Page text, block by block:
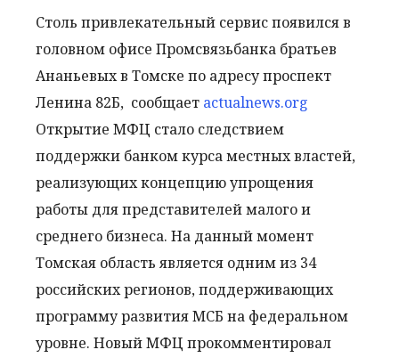
Столь привлекательный сервис появился в
головном офисе Промсвязьбанка братьев
Ананьевых в Томске по адресу проспект
Ленина 82Б, сообщает actualnews.org
Открытие МФЦ стало следствием
поддержки банком курса местных властей,
реализующих концепцию упрощения
работы для представителей малого и
среднего бизнеса. На данный момент
Томская область является одним из 34
российских регионов, поддерживающих
программу развития МСБ на федеральном
уровне. Новый МФЦ прокомментировал